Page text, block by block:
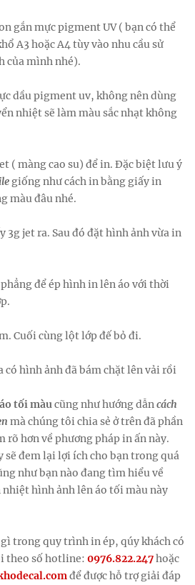
gắn mực pigment UV ( bạn có thể
A3 hoặc A4 tùy vào nhu cầu sử
của mình nhé).
dầu pigment uv, không nên dùng
nhiệt sẽ làm màu sắc nhạt không
( màng cao su) để in. Đặc biệt lưu ý
giống như cách in bằng giấy in
màu đâu nhé.
3g jet ra. Sau đó đặt hình ảnh vừa in
để ép hình in lên áo với thời
Cuối cùng lột lớp đế bỏ đi.
có hình ảnh đã bám chặt lên vải rồi
tối màucũng như hướng dẫncách
n mà chúng tôi chia sẻ ở trên đã phần
rõ hơn về phương pháp in ấn này.
sẽ đem lại lợi ích cho bạn trong quá
như bạn nào đang tìm hiểu về
hình ảnh lên áo tối màu này
trong quy trình in ép, qúy khách có
theo số hotline: 0976.822.247hoặc
để được hỗ trợ giải đáp